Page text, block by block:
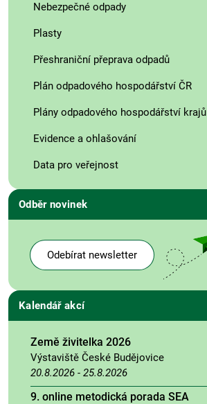
Nebezpečné odpady
Plasty
Přeshraniční přeprava odpadů
Plán odpadového hospodářství ČR
Plány odpadového hospodářství krajů
Evidence a ohlašování
Data pro veřejnost
Odběr novinek
Odebírat newsletter
Kalendář akcí
Země živitelka 2026
Výstaviště České Budějovice
20.8.2026 - 25.8.2026
9. online metodická porada SEA